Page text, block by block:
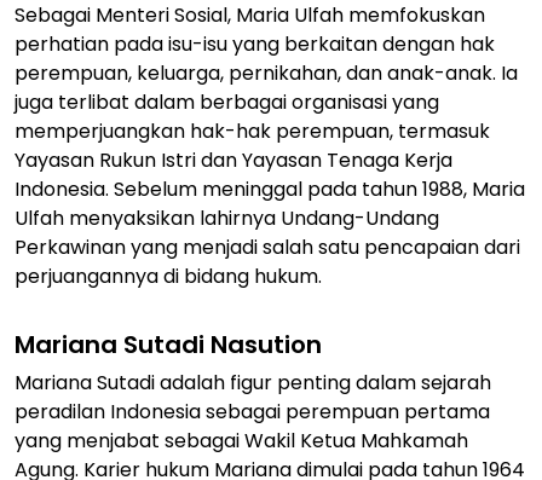
Sebagai Menteri Sosial, Maria Ulfah memfokuskan
perhatian pada isu-isu yang berkaitan dengan hak
perempuan, keluarga, pernikahan, dan anak-anak. Ia
juga terlibat dalam berbagai organisasi yang
memperjuangkan hak-hak perempuan, termasuk
Yayasan Rukun Istri dan Yayasan Tenaga Kerja
Indonesia. Sebelum meninggal pada tahun 1988, Maria
Ulfah menyaksikan lahirnya Undang-Undang
Perkawinan yang menjadi salah satu pencapaian dari
perjuangannya di bidang hukum.
Mariana Sutadi Nasution
Mariana Sutadi adalah figur penting dalam sejarah
peradilan Indonesia sebagai perempuan pertama
yang menjabat sebagai Wakil Ketua Mahkamah
Agung. Karier hukum Mariana dimulai pada tahun 1964